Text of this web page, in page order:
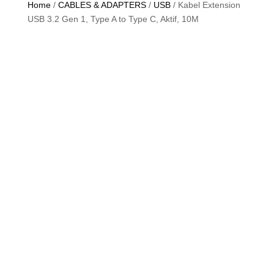
Home/ CABLES & ADAPTERS/ USB/ Kabel Extension
USB 3.2 Gen 1, Type A to Type C, Aktif, 10M